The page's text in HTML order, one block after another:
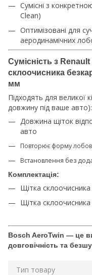
Сумісні з
Clean)
Оптимізовані для
аеродинамічних
Сумісність з
склоочисника
мм
Підходять для великої
довжину під ваше авто):
Довжина щіток
авто
Повторює форму
Встановлення без
Комплектація:
Щітка
Щітка
Bosch AeroTwin — це
довговічність та
Тип товару